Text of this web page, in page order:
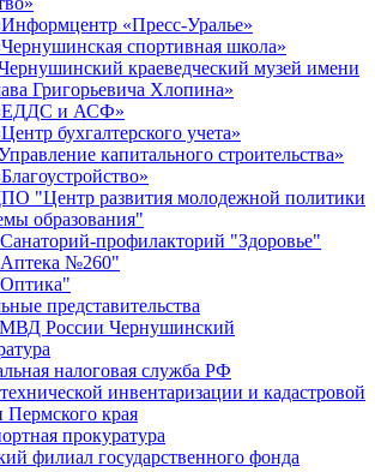
«Пресс-Уралье»
спортивная школа»
краеведческий музей имени
Григорьевича Хлопина»
и АСФ»
бухгалтерского учета»
капитального строительства»
"Центр развития молодежной политики
образования"
профилакторий "Здоровье"
№260"
представительства
России Чернушинский
налоговая служба РФ
инвентаризации и кадастровой
Пермского края
прокуратура
филиал государственного фонда